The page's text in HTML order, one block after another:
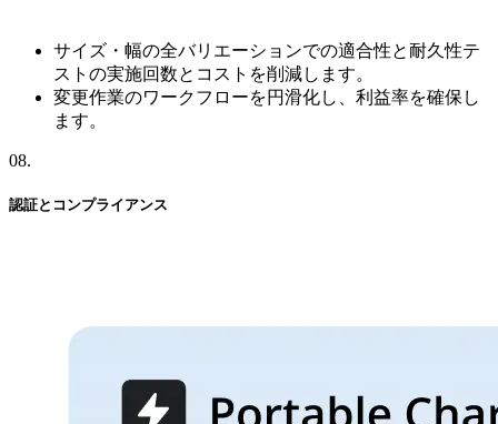
サイズ・幅の全バリエーションでの適合性と耐久性テ
ストの実施回数とコストを削減します。
変更作業のワークフローを円滑化し、利益率を確保し
ます。
08.
認証と コンプライアンス